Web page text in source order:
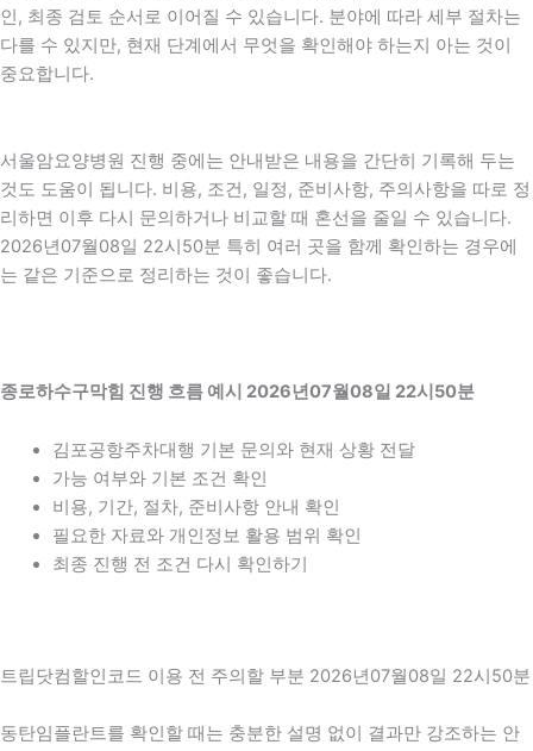
인, 최종 검토 순서로 이어질 수 있습니다. 분야에 따라 세부 절차는
다를 수 있지만, 현재 단계에서 무엇을 확인해야 하는지 아는 것이
중요합니다.
서울암요양병원 진행 중에는 안내받은 내용을 간단히 기록해 두는
것도 도움이 됩니다. 비용, 조건, 일정, 준비사항, 주의사항을 따로 정
리하면 이후 다시 문의하거나 비교할 때 혼선을 줄일 수 있습니다.
2026년07월08일 22시50분 특히 여러 곳을 함께 확인하는 경우에
는 같은 기준으로 정리하는 것이 좋습니다.
종로하수구막힘 진행 흐름 예시 2026년07월08일 22시50분
김포공항주차대행 기본 문의와 현재 상황 전달
가능 여부와 기본 조건 확인
비용, 기간, 절차, 준비사항 안내 확인
필요한 자료와 개인정보 활용 범위 확인
최종 진행 전 조건 다시 확인하기
트립닷컴할인코드 이용 전 주의할 부분 2026년07월08일 22시50분
동탄임플란트를 확인할 때는 충분한 설명 없이 결과만 강조하는 안